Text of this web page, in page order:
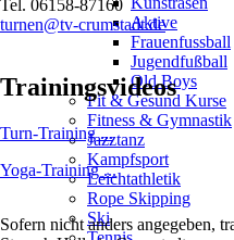
Aktive
Frauenfussball
Jugendfußball
Old Boys
Fit & Gesund Kurse
Fitness & Gymnastik
Jazztanz
Kampfsport
Leichtathletik
Rope Skipping
Ski
Tel. 06158-87160
turnen@tv-crumstadt.de
Trainingsvideos
Turn-Training ...
Yoga-Training ...
Sofern nicht anders angegeben,